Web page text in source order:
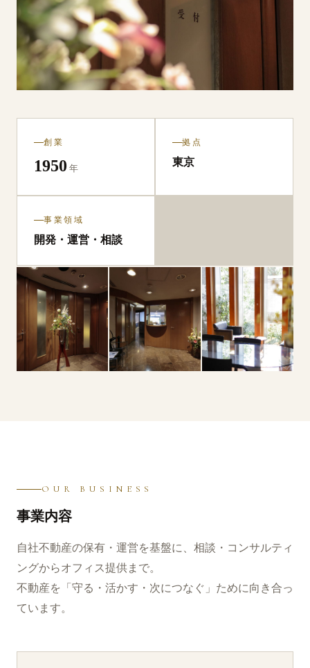
創業
1950 年
拠点
東京
事業領域
開発・⁠運営・⁠相談
OUR BUSINESS
事業内容
自社不動産の保有・⁠運営を基盤に、相談・⁠コンサルティ
ングからオフィス提供まで。
不動産を「守る・⁠活かす・⁠次につなぐ」ために向き合っ
ています。